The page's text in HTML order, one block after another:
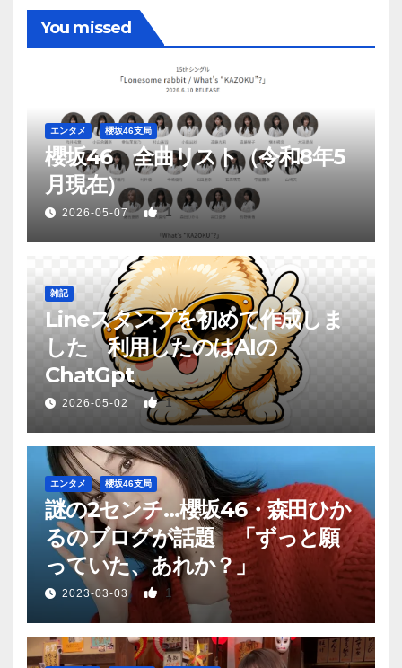
You missed
エンタメ 櫻坂46支局
櫻坂46 全曲リスト（令和8年5
月現在）
2026-05-07 1
雑記
Lineスタンプを初めて作成しま
した 利用したのはAIの
ChatGpt
2026-05-02 1
エンタメ 櫻坂46支局
謎の2センチ…櫻坂46・森田ひか
るのブログが話題 「ずっと願
っていた、あれか？」
2023-03-03 1